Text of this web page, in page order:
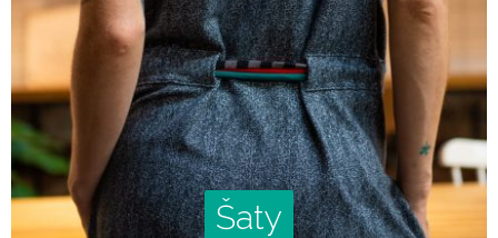
Šaty